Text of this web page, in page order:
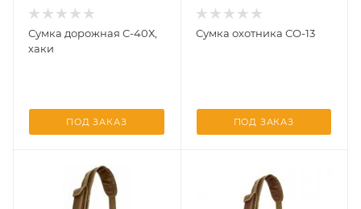
Сумка дорожная С-40Х,
хаки
ПОД ЗАКАЗ
Сумка охотника СО-13
ПОД ЗАКАЗ